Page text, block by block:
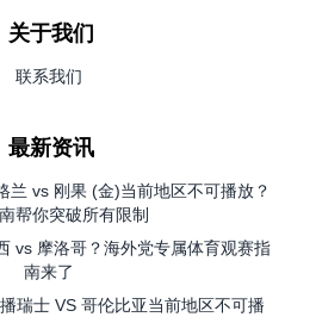
关于我们
联系我们
最新资讯
兰 vs 刚果 (金)当前地区不可播放？
帮你突破所有限制
vs 摩洛哥？海外党专属体育观赛指
南来了
瑞士 VS 哥伦比亚当前地区不可播